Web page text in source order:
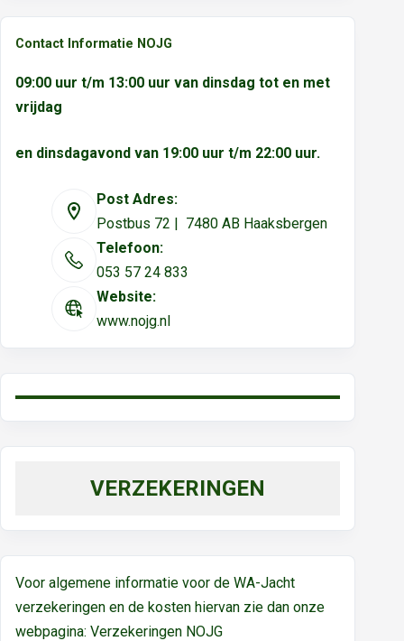
Contact Informatie NOJG
09:00 uur t/m 13:00 uur van dinsdag tot en met
vrijdag
en dinsdagavond van 19:00 uur t/m 22:00 uur.
Post Adres:
Postbus 72 | 7480 AB Haaksbergen
Telefoon:
053 57 24 833
Website:
www.nojg.nl
VERZEKERINGEN
Voor algemene informatie voor de WA-Jacht
verzekeringen en de kosten hiervan zie dan onze
webpagina: Verzekeringen NOJG